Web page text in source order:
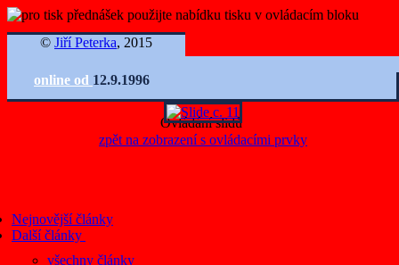
© Jiří Peterka, 2015
online od 12.9.1996
Ovládání slidů
Nejnovější články
Další články
všechny články
zpět na zobrazení s ovládacími prvky